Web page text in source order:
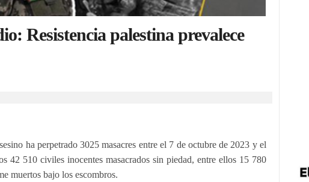
Resistencia palestina prevalece
ha perpetrado 3025 masacres entre el 7 de octubre de 2023 y el
42 510 civiles inocentes masacrados sin piedad, entre ellos 15 780
muertos bajo los escombros.